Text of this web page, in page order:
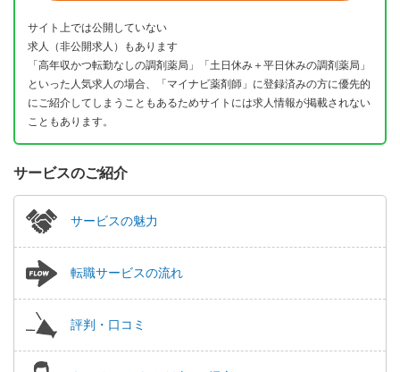
サイト上では公開していない
求人（非公開求人）もあります
「高年収かつ転勤なしの調剤薬局」「土日休み＋平日休みの調剤薬局」
といった人気求人の場合、「マイナビ薬剤師」に登録済みの方に優先的
にご紹介してしまうこともあるためサイトには求人情報が掲載されない
こともあります。
サービスのご紹介
サービスの魅力
転職サービスの流れ
評判・口コミ